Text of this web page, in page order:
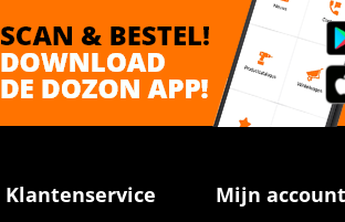
Klantenservice Mijn account